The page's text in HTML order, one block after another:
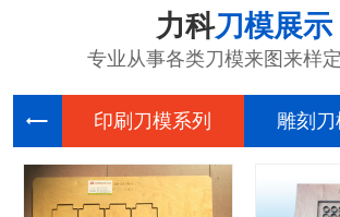
力科刀模展示
专业从事各类刀模来图来样
印刷刀模 雕刻刀